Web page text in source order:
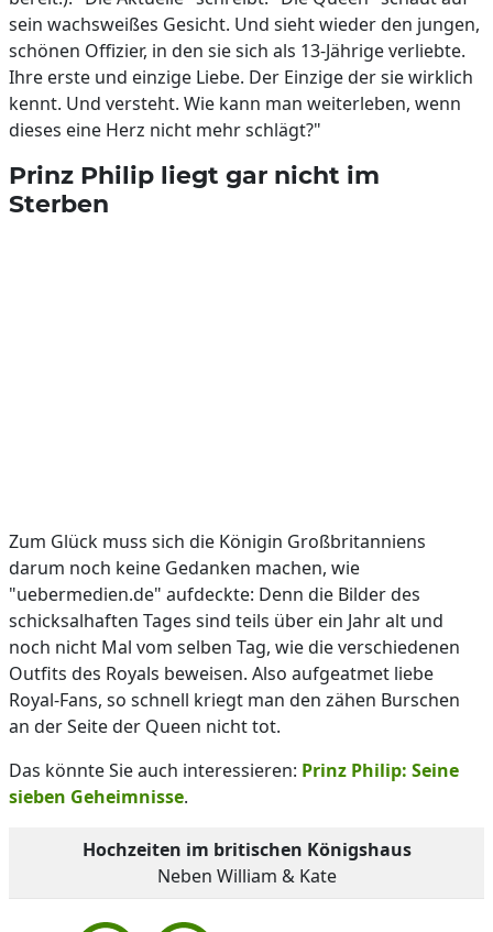
sein wachsweißes Gesicht. Und sieht wieder den jungen,
schönen Offizier, in den sie sich als 13-Jährige verliebte.
Ihre erste und einzige Liebe. Der Einzige der sie wirklich
kennt. Und versteht. Wie kann man weiterleben, wenn
dieses eine Herz nicht mehr schlägt?"
Prinz Philip liegt gar nicht im
Sterben
Zum Glück muss sich die Königin Großbritanniens
darum noch keine Gedanken machen, wie
"uebermedien.de" aufdeckte: Denn die Bilder des
schicksalhaften Tages sind teils über ein Jahr alt und
noch nicht Mal vom selben Tag, wie die verschiedenen
Outfits des Royals beweisen. Also aufgeatmet liebe
Royal-Fans, so schnell kriegt man den zähen Burschen
an der Seite der Queen nicht tot.
Das könnte Sie auch interessieren: Prinz Philip: Seine
sieben Geheimnisse.
Hochzeiten im britischen Königshaus
Neben William & Kate